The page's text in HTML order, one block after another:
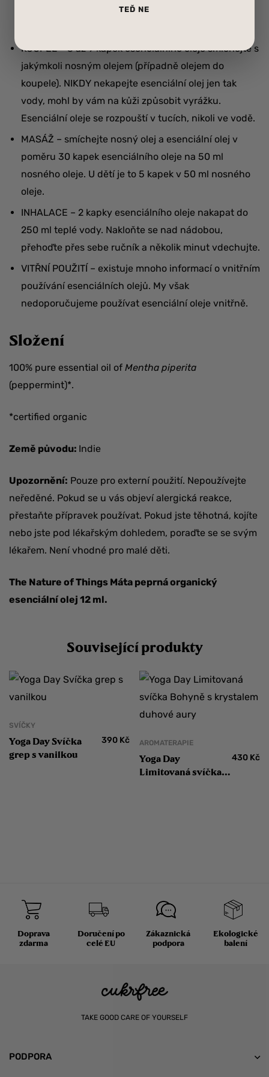
vody a dejte do rozprašovače. Rozprašovač použijte
KOUPEL – 3 až 9 kapek esenciálního oleje smíchejte s
jakýmkoli nosným olejem (případně olejem do
koupele). NIKDY nekapejte esenciální olej jen tak
vody, mohl by vám na kůži způsobit vyrážku.
Esenciální oleje se rozpouští v tucích, nikoli ve vodě.
MASÁŽ – smíchejte nosný olej a esenciální olej v
poměru 30 kapek esenciálního oleje na 50 ml
nosného oleje. U dětí je to 5 kapek v 50 ml nosného
oleje.
INHALACE – 2 kapky esenciálního oleje nakapat do
250 ml teplé vody. Nakloňte se nad nádobou,
přehoďte přes sebe ručník a několik minut vdechujte.
VITŘNÍ POUŽITÍ – existuje mnoho informací o vnitřním
používání esenciálních olejů. My však
nedoporučujeme používat esenciální oleje vnitřně.
Složení
100% pure essential oil of Mentha piperita
(peppermint)*.
*certified organic
Země původu: Indie
Upozornění: Pouze pro externí použití. Nepoužívejte
neředěné. Pokud se u vás objeví alergická reakce,
přestaňte přípravek používat. Pokud jste těhotná, kojíte
nebo jste pod lékařským dohledem, poraďte se se svým
lékařem. Není vhodné pro malé děti.
The Nature of Things Máta peprná organický
esenciální olej 12 ml.
Související produkty
SVÍČKY
Yoga Day Svíčka
grep s vanilkou
390 Kč AROMATERAPIE
Yoga Day
Limitovaná svíčka
430 Kč
Doprava
zdarma
Doručení po
celé EU
Zákaznická
podpora
Ekologické
balení
TAKE GOOD CARE OF YOURSELF
PODPORA
TEĎ NE